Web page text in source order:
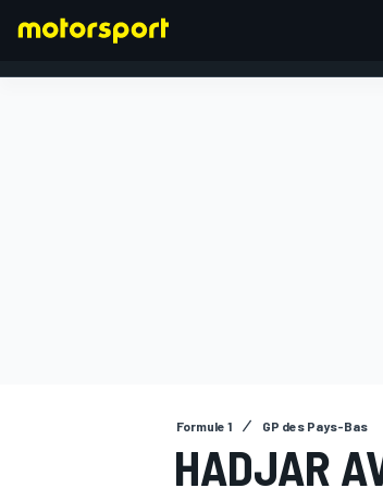
Formule 1 GP des Pays-Bas
HADJAR